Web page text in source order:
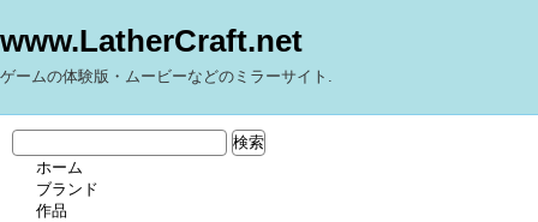
www.LatherCraft.net
ゲームの体験版・ムービーなどのミラーサイト.
ホーム
ブランド
作品